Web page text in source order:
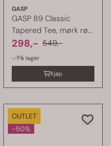
GASP
GASP 89 Classic
Tapered Tee, mørk rød
t-skjorte
298,- 549,-
På lager
Kjøp
OUTLET
-50%